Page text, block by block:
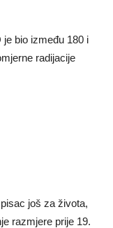
bio između 180 i
radijacije
još za života,
razmjere prije 19.